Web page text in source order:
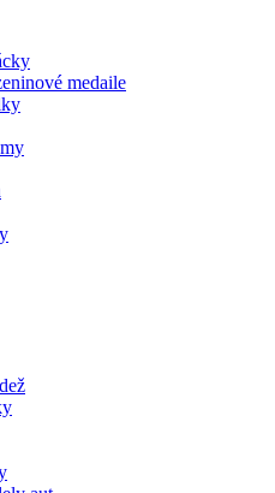
medaile